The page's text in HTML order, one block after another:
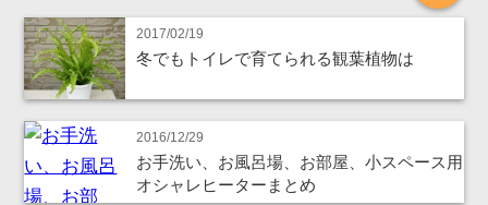
2017/02/19
冬でもトイレで育てられる観葉植物は
2016/12/29
お手洗い、お風呂場、お部屋、小スペース用
オシャレヒーターまとめ